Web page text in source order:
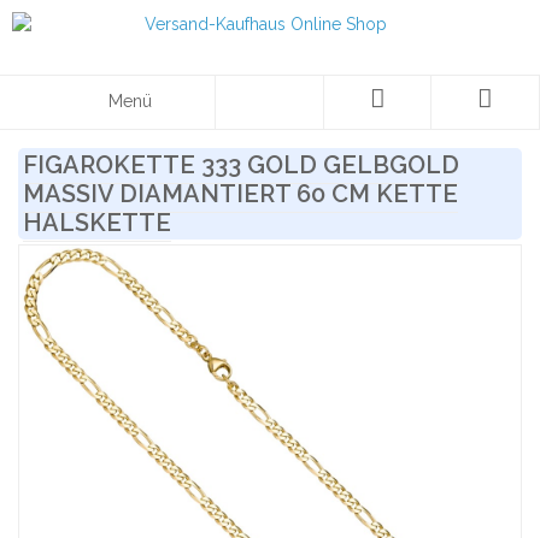
Menü
FIGAROKETTE 333 GOLD GELBGOLD
MASSIV DIAMANTIERT 60 CM KETTE
HALSKETTE